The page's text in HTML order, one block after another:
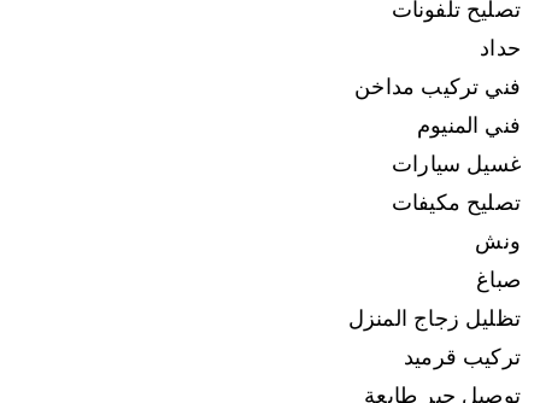
تصليح تلفونات
حداد
فني تركيب مداخن
فني المنيوم
غسيل سيارات
تصليح مكيفات
ونش
صباغ
تظليل زجاج المنزل
تركيب قرميد
توصيل حبر طابعة